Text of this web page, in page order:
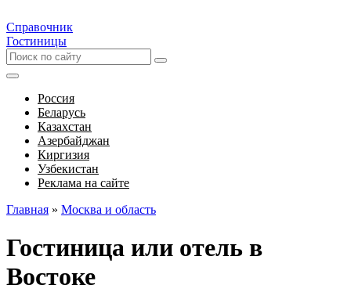
Справочник
Гостиницы
Россия
Беларусь
Казахстан
Азербайджан
Киргизия
Узбекистан
Реклама на сайте
Главная » Москва и область
Гостиница или отель в
Востоке